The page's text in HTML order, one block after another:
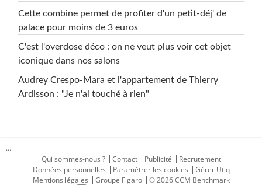
Cette combine permet de profiter d'un petit-déj' de
palace pour moins de 3 euros
C'est l'overdose déco : on ne veut plus voir cet objet
iconique dans nos salons
Audrey Crespo-Mara et l'appartement de Thierry
Ardisson : "Je n'ai touché à rien"
...
Qui sommes-nous ?
Contact Publicité
Recrutement
Données personnelles
Paramétrer les cookies
Gérer Utiq
Mentions légales
Groupe Figaro © 2026 CCM Benchmark